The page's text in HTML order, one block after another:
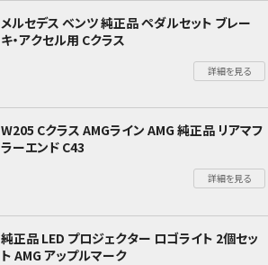
メルセデス ベンツ 純正品 ペダルセット ブレー
キ・アクセル用 Cクラス
詳細を見る
W205 Cクラス AMGライン AMG 純正品 リアマフ
ラーエンド C43
詳細を見る
純正品 LED プロジェクター ロゴライト 2個セッ
ト AMG アップルマーク